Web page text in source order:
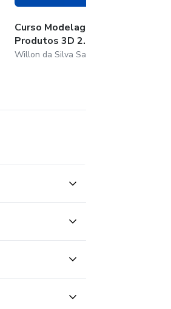
Curso Modelagem de
Produtos 3D 2.0
Willon da Silva Santos